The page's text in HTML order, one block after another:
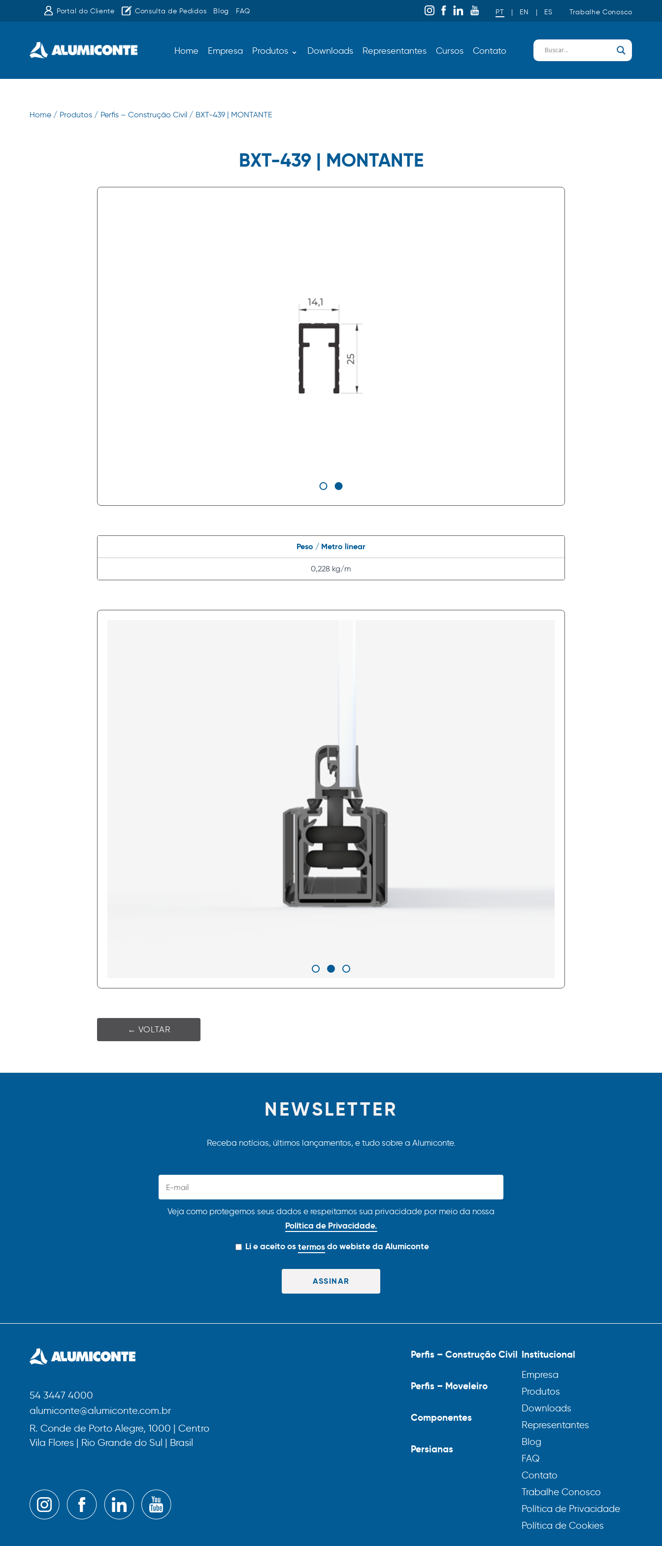
Portal do Cliente Consulta de Pedidos Blog FAQ PT | EN | ES Trabalhe Conosco
Home Empresa Produtos ⌄ Downloads Representantes Cursos Contato
Home / Produtos / Perfis – Construção Civil / BXT-439 | MONTANTE
BXT-439 | MONTANTE
Peso / Metro linear
0,228 kg/m
← VOLTAR
NEWSLETTER
Receba notícias, últimos lançamentos, e tudo sobre a Alumiconte.
Veja como protegemos seus dados e respeitamos sua privacidade por meio da nossa
Política de Privacidade.
Li e aceito ostermosdo webiste da Alumiconte
54 3447 4000
alumiconte@alumiconte.com.br
R. Conde de Porto Alegre, 1000 | Centro
Vila Flores | Rio Grande do Sul | Brasil
Institucional
Empresa
Produtos
Downloads
Representantes
Blog
FAQ
Contato
Trabalhe Conosco
Política de Privacidade
Política de Cookies
Perfis – Construção Civil
Perfis – Moveleiro
Componentes
Persianas